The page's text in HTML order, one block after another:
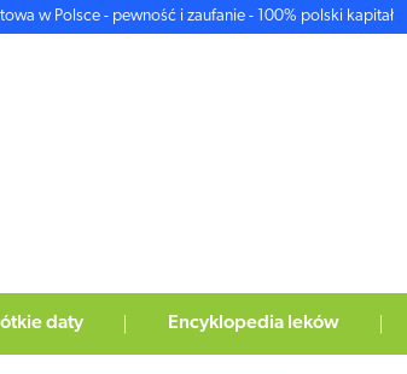
w Polsce - pewność i zaufanie - 100% polski kapitał
daty Encyklopedia leków